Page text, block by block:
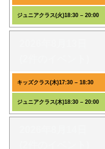
ジュニアクラス(火)18:30 – 20:00
キッズクラス(木)17:30 – 18:30
ジュニアクラス(木)18:30 – 20:00